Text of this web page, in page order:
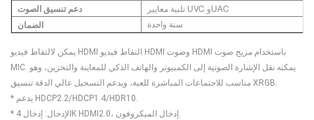
دعم تنسيق الصوت تلبية معايير UVC وUAC
الضمان سنة واحدة
يمكن لالتقاط فيديو HDMI التقاط فيديو HDMI وصوت HDMI باستخدام مزيج صوت
MIC. يمكنه نقل الإشارة الصوتية إلى الكمبيوتر والهاتف الذكي للمعاينة والتخزين، وهو
مناسب للاجتماعات المباشرة للعبة، ويدعم التسجيل عالي الدقة تنسيق XRGB.
* يدعم HDCP2.2/HDCP1.4/HDR10.
* الإدخال: إدخال 4K HDMI2.0، إدخال الميكروفون.